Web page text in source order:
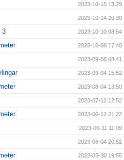
2023-10-15 13:29
2023-10-14 20:30
3 2023-10-10 08:54
2023-10-08 17:40
2023-09-08 08:41
2023-09-04 15:52
2023-08-04 13:50
2023-07-12 12:52
2023-06-12 21:22
2023-06-11 11:09
2023-06-04 20:52
2023-05-30 19:55